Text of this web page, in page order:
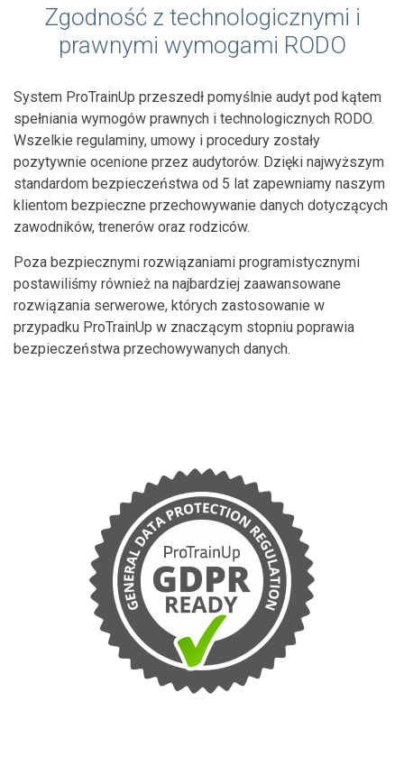
Zgodność z technologicznymi i
prawnymi wymogami RODO
System ProTrainUp przeszedł pomyślnie audyt pod kątem
spełniania wymogów prawnych i technologicznych RODO.
Wszelkie regulaminy, umowy i procedury zostały
pozytywnie ocenione przez audytorów. Dzięki najwyższym
standardom bezpieczeństwa od 5 lat zapewniamy naszym
klientom bezpieczne przechowywanie danych dotyczących
zawodników, trenerów oraz rodziców.
Poza bezpiecznymi rozwiązaniami programistycznymi
postawiliśmy również na najbardziej zaawansowane
rozwiązania serwerowe, których zastosowanie w
przypadku ProTrainUp w znaczącym stopniu poprawia
bezpieczeństwa przechowywanych danych.